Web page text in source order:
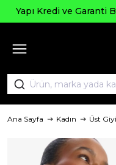
Yapı Kredi ve Garanti
Ana Sayfa Kadın Üst